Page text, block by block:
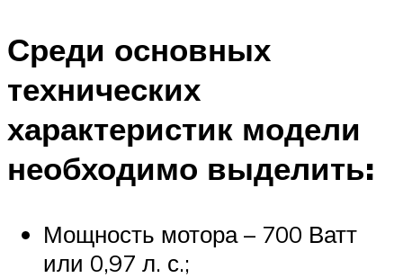
Среди основных
технических
характеристик модели
необходимо выделить:
Мощность мотора – 700 Ватт
или 0,97 л. с.;